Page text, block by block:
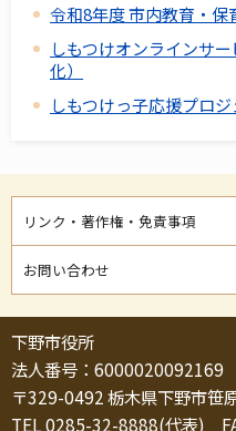
令和8年度 市内教育・
しもつけオンラインサ
化）
しもつけっ子応援プロ
リンク・著作権・免責事項
お問い合わせ
下野市役所
法人番号：6000020092169
〒329-0492 栃木県下野市笹
TEL 0285-32-8888(代表)